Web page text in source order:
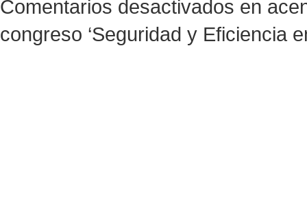
Comentarios desactivados en
congreso ‘Seguridad y Eficiencia